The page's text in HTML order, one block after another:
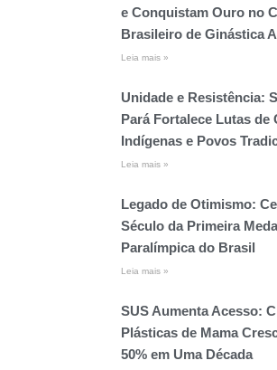
e Conquistam Ouro no
Brasileiro de Ginástica
Leia mais »
Unidade e Resistência:
Pará Fortalece Lutas de
Indígenas e Povos
Leia mais »
Legado de Otimismo:
Século da Primeira
Paralímpica do Brasil
Leia mais »
SUS Aumenta Acesso:
Plásticas de Mama
50% em Uma Década